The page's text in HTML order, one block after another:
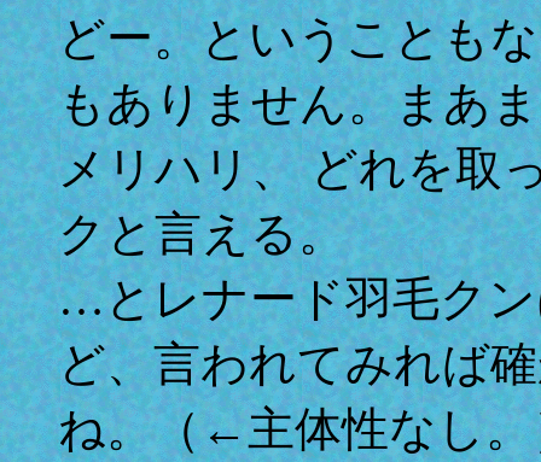
どー。ということも
もありません。まあ
メリハリ、 どれを取
クと言える。
…とレナード羽毛ク
ど、言われてみれば
ね。（←主体性なし。